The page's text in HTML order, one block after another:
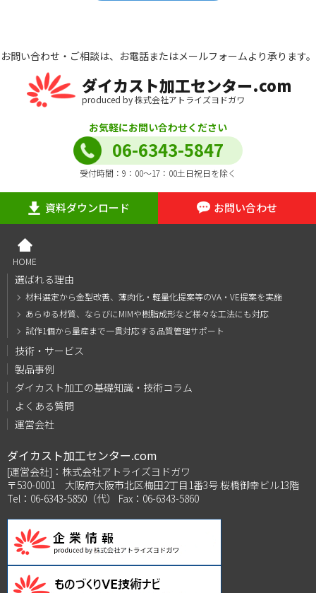
お問い合わせ・ご相談は、お電話またはメールフォームより承ります。
ダイカスト加工センター.com
produced by 株式会社アトライズヨドガワ
お気軽にお問い合わせください
06-6343-5847
受付時間：9：00～17：00土日祝日を除く
資料ダウンロード お問い合わせ
HOME
選ばれる理由
材料選定から金型改善、薄肉化・軽量化提案等のVA・VE提案を実施
あらゆる材質、ならびにMIMや樹脂成形など様々な工法にも対応
試作1個から量産まで一貫対応する品質管理サポート
技術・サービス
製品事例
ダイカスト加工の基礎知識・技術コラム
よくある質問
運営会社
ダイカスト加工センター.com
[運営会社]：株式会社アトライズヨドガワ
〒530-0001 大阪府大阪市北区梅田2丁目1番3号 桜橋御幸ビル13階
Tel：06-6343-5850（代） Fax：06-6343-5860